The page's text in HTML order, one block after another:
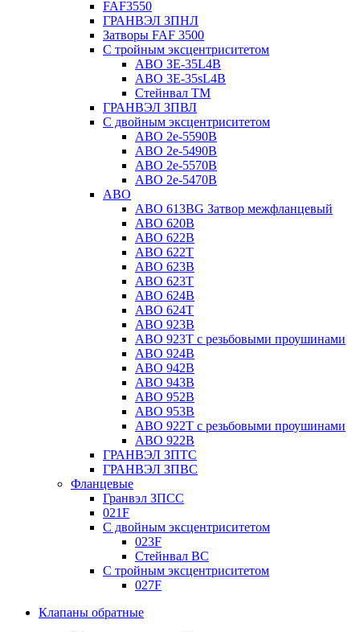
FAF3550
ГРАНВЭЛ ЗПНЛ
Затворы FAF 3500
С тройным эксцентриситетом
ABO ЗE-35L4B
ABO 3E-35sL4B
Стейнвал ТМ
ГРАНВЭЛ ЗПВЛ
С двойным эксцентриситетом
ABO 2e-5590B
ABO 2е-5490B
ABO 2е-5570B
ABO 2е-5470B
ABO
ABO 613BG Затвор межфланцевый
ABO 620B
ABO 622B
ABO 622T
ABO 623B
ABO 623T
ABO 624В
ABO 624Т
ABO 923B
ABO 923Т с резьбовыми проушинами
ABO 924B
ABO 942B
ABO 943B
ABO 952B
ABO 953B
ABO 922T с резьбовыми проушинами
ABO 922B
ГРАНВЭЛ ЗПТС
ГРАНВЭЛ ЗПВС
Фланцевые
Гранвэл ЗПСС
021F
С двойным эксцентриситетом
023F
Стейнвал BC
С тройным эксцентриситетом
027F
Клапаны обратные